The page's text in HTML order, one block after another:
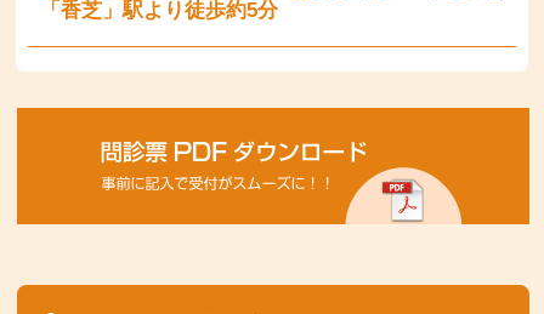
「香芝」駅より徒歩約5分